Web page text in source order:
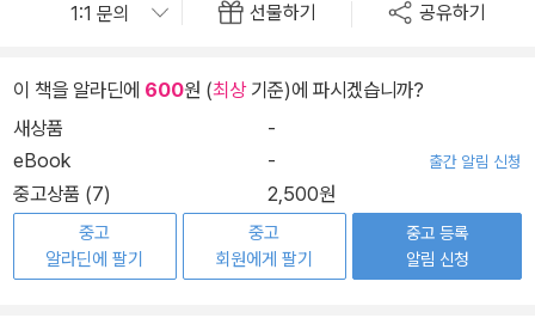
선물하기 공유하기
이 책을 알라딘에 600원 (최상기준)에 파시겠습니까?
새상품
-
eBook
- 출간 알림 신청
중고상품 (7) 2,500원
중고
알라딘에 팔기
중고
회원에게 팔기
중고 등록
알림 신청